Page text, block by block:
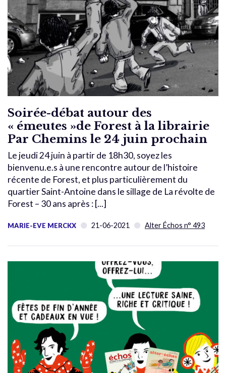
Soirée-débat autour des
« émeutes »de Forest à la librairie
Par Chemins le 24 juin prochain
Le jeudi 24 juin à partir de 18h30, soyez les
bienvenu.e.s à une rencontre autour de l’histoire
récente de Forest, et plus particulièrement du
quartier Saint-Antoine dans le sillage de La révolte de
Forest – 30 ans après : [...]
MARIE-EVE MERCKX 21-06-2021 Alter Échos n° 493